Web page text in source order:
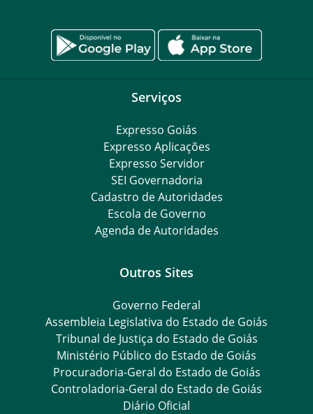
Serviços
Expresso Goiás
Expresso Aplicações
Expresso Servidor
SEI Governadoria
Cadastro de Autoridades
Escola de Governo
Agenda de Autoridades
Outros Sites
Governo Federal
Assembleia Legislativa do Estado de Goiás
Tribunal de Justiça do Estado de Goiás
Ministério Público do Estado de Goiás
Procuradoria-Geral do Estado de Goiás
Controladoria-Geral do Estado de Goiás
Diário Oficial